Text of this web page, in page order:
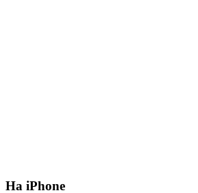
На iPhone